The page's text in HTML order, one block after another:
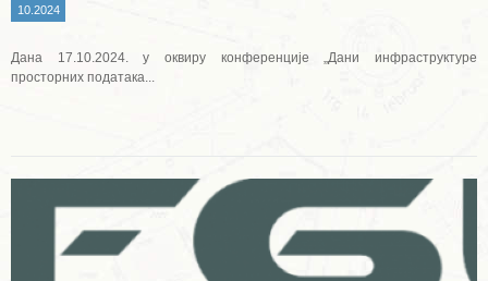
10.2024
Дана 17.10.2024. у оквиру конференције „Дани инфраструктуре
просторних података...